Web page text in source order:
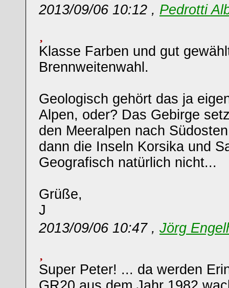
2013/09/06 10:12 , Pedrotti
Klasse Farben und gut
Brennweitenwahl.
Geologisch gehört das ja
Alpen, oder? Das Gebirge
den Meeralpen nach
dann die Inseln Korsika und
Geografisch natürlich nicht...
Grüße,
J
2013/09/06 10:47 , Jörg
Super Peter! ... da werden